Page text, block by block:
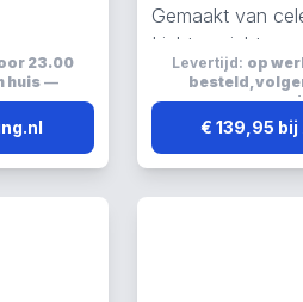
23.00
huis—
Gemaakt van
Lichtgewicht,
ademend
Levertijd: op
besteld,
€ 139,95